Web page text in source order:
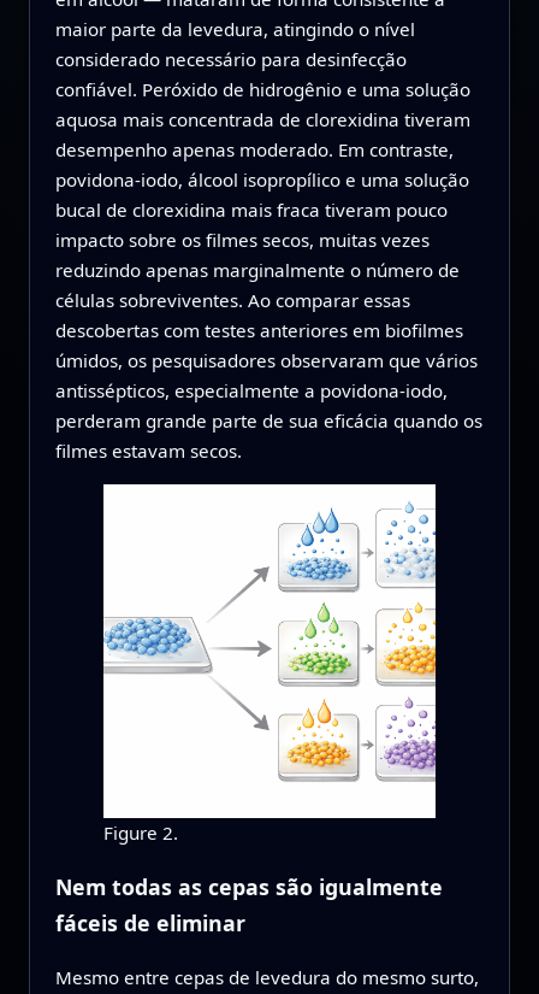
maior parte da levedura, atingindo o nível
considerado necessário para desinfecção
confiável. Peróxido de hidrogênio e uma solução
aquosa mais concentrada de clorexidina tiveram
desempenho apenas moderado. Em contraste,
povidona-iodo, álcool isopropílico e uma solução
bucal de clorexidina mais fraca tiveram pouco
impacto sobre os filmes secos, muitas vezes
reduzindo apenas marginalmente o número de
células sobreviventes. Ao comparar essas
descobertas com testes anteriores em biofilmes
úmidos, os pesquisadores observaram que vários
antissépticos, especialmente a povidona-iodo,
perderam grande parte de sua eficácia quando os
filmes estavam secos.
Figure 2.
Nem todas as cepas são igualmente
fáceis de eliminar
Mesmo entre cepas de levedura do mesmo surto,